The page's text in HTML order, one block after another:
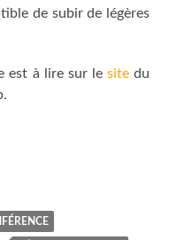
de subir de légères
est à lire sur le sitedu